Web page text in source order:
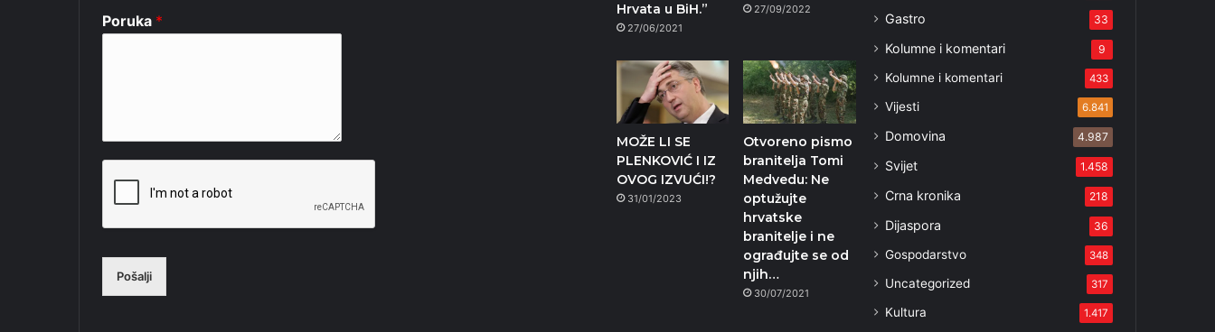
Poruka *
Pošalji
Hrvata u BiH.”
27/06/2021
27/09/2022
MOŽE LI SE
PLENKOVIĆ I IZ
OVOG IZVUĆI!?
31/01/2023
Otvoreno pismo
branitelja Tomi
Medvedu: Ne
optužujte
hrvatske
branitelje i ne
ograđujte se od
njih…
30/07/2021
Gastro 33
Kolumne i komentari 9
Kolumne i komentari 433
Vijesti 6.841
Domovina 4.987
Svijet 1.458
Crna kronika 218
Dijaspora 36
Gospodarstvo 348
Uncategorized 317
Kultura 1.417